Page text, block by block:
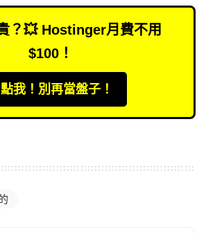
？💥 Hostinger月費不用
$100！
點我！別再當盤子！